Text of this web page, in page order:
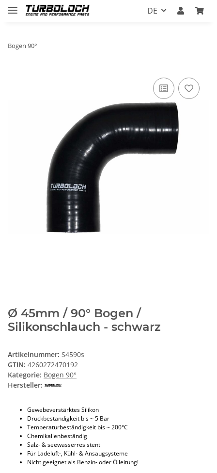
DE
Bogen 90°
Ø 45mm / 90° Bogen /
Silikonschlauch - schwarz
Artikelnummer: S4590s
GTIN: 4260272470192
Kategorie: Bogen 90°
Hersteller:
Gewebeverstärktes Silikon
Druckbeständigkeit bis ~ 5 Bar
Temperaturbeständigkeit bis ~ 200°C
Chemikalienbeständig
Salz- & seewasserresistent
Für Ladeluft-, Kühl- & Ansaugsysteme
Nicht geeignet als Benzin- oder Ölleitung!